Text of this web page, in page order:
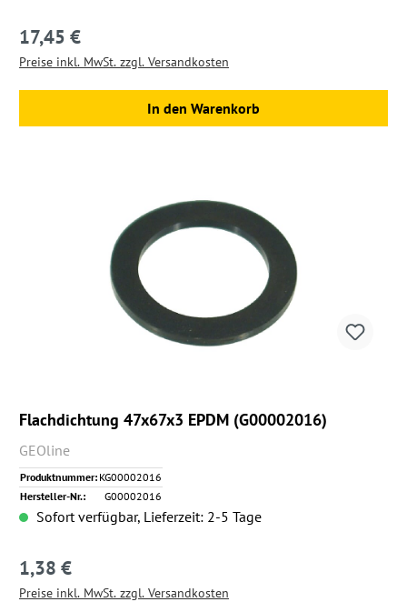
Regulärer Preis:
17,45 €
Preise inkl. MwSt. zzgl. Versandkosten
In den Warenkorb
Flachdichtung 47x67x3 EPDM (G00002016)
GEOline
Produktnummer: KG00002016
Hersteller-Nr.:
G00002016
Sofort verfügbar, Lieferzeit: 2-5 Tage
Regulärer Preis:
1,38 €
Preise inkl. MwSt. zzgl. Versandkosten